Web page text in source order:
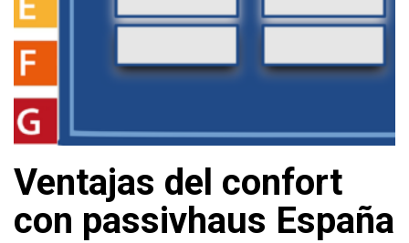
Ventajas del confort
con passivhaus España